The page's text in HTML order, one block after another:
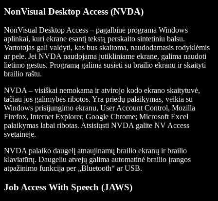
NonVisual Desktop Access (NVDA)
NonVisual Desktop Access – pagalbinė programa Windows
aplinkai, kuri ekrane esantį tekstą perskaito sintetiniu balsu.
Vartotojas gali valdyti, kas bus skaitoma, naudodamasis rodyklėmis
ar pele. Jei NVDA naudojama jutikliniame ekrane, galima naudoti
lietimo gestus. Programą galima susieti su brailio ekranu ir skaityti
brailio raštu.
NVDA – visiškai nemokama ir atvirojo kodo ekrano skaitytuvė,
tačiau jos galimybės ribotos. Yra priedų palaikymas, veikia su
Windows prisijungimo ekranu, User Account Control, Mozilla
Firefox, Internet Explorer, Google Chrome; Microsoft Excel
palaikymas labai ribotas. Atsisiųsti NVDA galite NV Access
svetainėje.
NVDA palaiko daugelį atnaujinamų brailio ekranų ir brailio
klaviatūrų. Daugeliu atvejų galima automatinė brailio įrangos
atpažinimo funkcija per „Bluetooth“ ar USB.
Job Access With Speech (JAWS)